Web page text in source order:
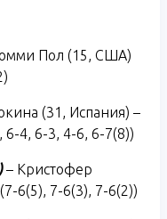
Пол (15, США)
(31, Испания) –
6-4, 6-3, 4-6, 6-7(8))
– Кристофер
6(5), 7-6(3), 7-6(2))